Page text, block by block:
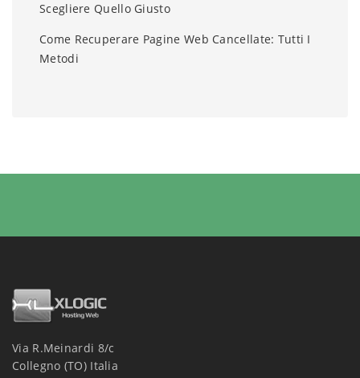
Scegliere Quello Giusto
Come Recuperare Pagine Web Cancellate: Tutti I
Metodi
Via R.Meinardi 8/c
Collegno (TO) Italia